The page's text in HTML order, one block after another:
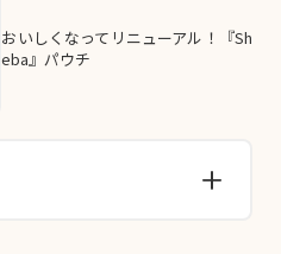
おいしくなってリニューアル！『Sh
eba』パウチ